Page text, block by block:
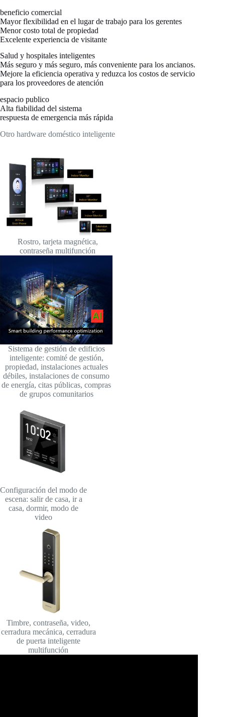
beneficio comercial
Mayor flexibilidad en el lugar de trabajo para los gerentes
Menor costo total de propiedad
Excelente experiencia de visitante
Salud y hospitales inteligentes
Más seguro y más seguro, más conveniente para los ancianos.
Mejore la eficiencia operativa y reduzca los costos de servicio
para los proveedores de atención
espacio publico
Alta fiabilidad del sistema
respuesta de emergencia más rápida
Otro hardware doméstico inteligente
Rostro, tarjeta magnética,
contraseña multifunción
Sistema de gestión de edificios
inteligente: comité de gestión,
propiedad, instalaciones actuales
débiles, instalaciones de consumo
de energía, citas públicas, compras
de grupos comunitarios
Configuración del modo de
escena: salir de casa, ir a
casa, dormir, modo de
video
Timbre, contraseña, video,
cerradura mecánica, cerradura
de puerta inteligente
multifunción